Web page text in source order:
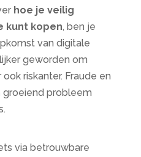
hoe je veilig
kunt kopen, ben je
van digitale
geworden om
riskanter. Fraude en
probleem
via betrouwbare